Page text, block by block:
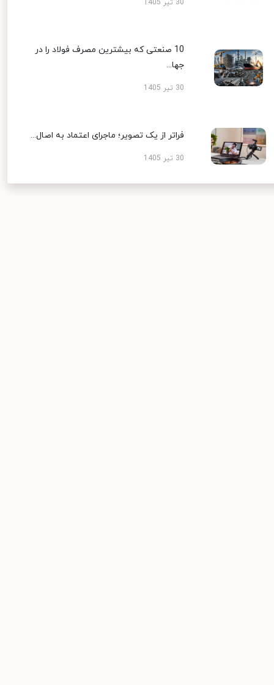
30 تیر 1405
10 صنعتی که بیشترین مصرف فولاد را در
جها...
30 تیر 1405
فراتر از یک تصویر؛ ماجرای اعتماد به اصال...
30 تیر 1405